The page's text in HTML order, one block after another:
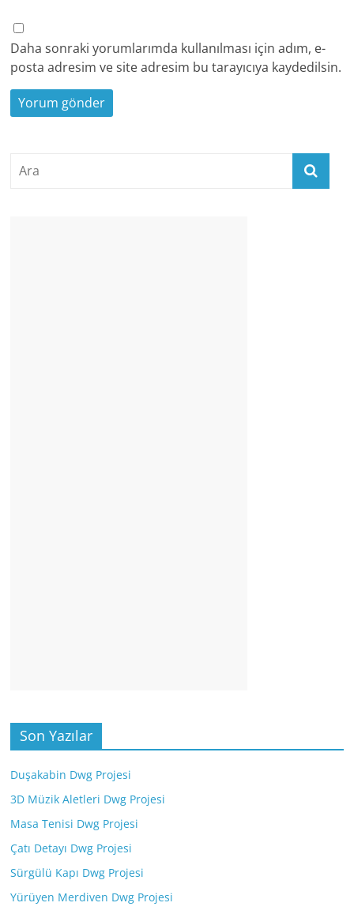
Daha sonraki yorumlarımda kullanılması için adım, e-
posta adresim ve site adresim bu tarayıcıya kaydedilsin.
Son Yazılar
Duşakabin Dwg Projesi
3D Müzik Aletleri Dwg Projesi
Masa Tenisi Dwg Projesi
Çatı Detayı Dwg Projesi
Sürgülü Kapı Dwg Projesi
Yürüyen Merdiven Dwg Projesi